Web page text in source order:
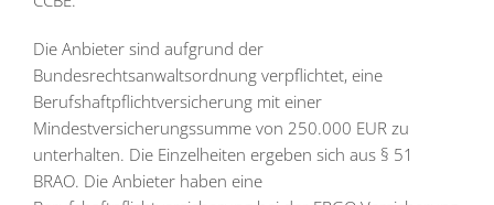
Die Anbieter sind aufgrund der
Bundesrechtsanwaltsordnung verpflichtet, eine
Berufshaftpflichtversicherung mit einer
Mindestversicherungssumme von 250.000 EUR zu
unterhalten. Die Einzelheiten ergeben sich aus § 51
BRAO. Die Anbieter haben eine